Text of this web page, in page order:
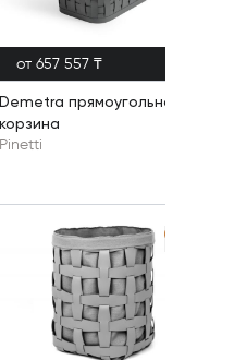
от 657 557 ₸
Demetra прямоугольная
корзина
Pinetti